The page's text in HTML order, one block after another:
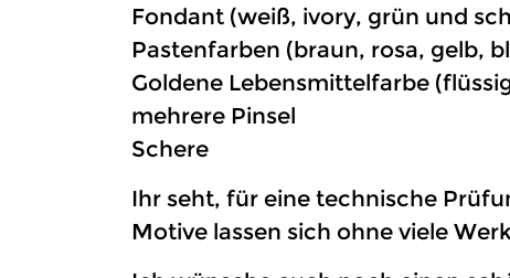
Fondant (weiß, ivory, grün und
Pastenfarben (braun, rosa, gelb,
Goldene Lebensmittelfarbe
mehrere Pinsel
Schere
Ihr seht, für eine technische
Motive lassen sich ohne viele